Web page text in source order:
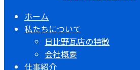
ホーム
私たちについて
日比野瓦店の特徴
会社概要
仕事紹介